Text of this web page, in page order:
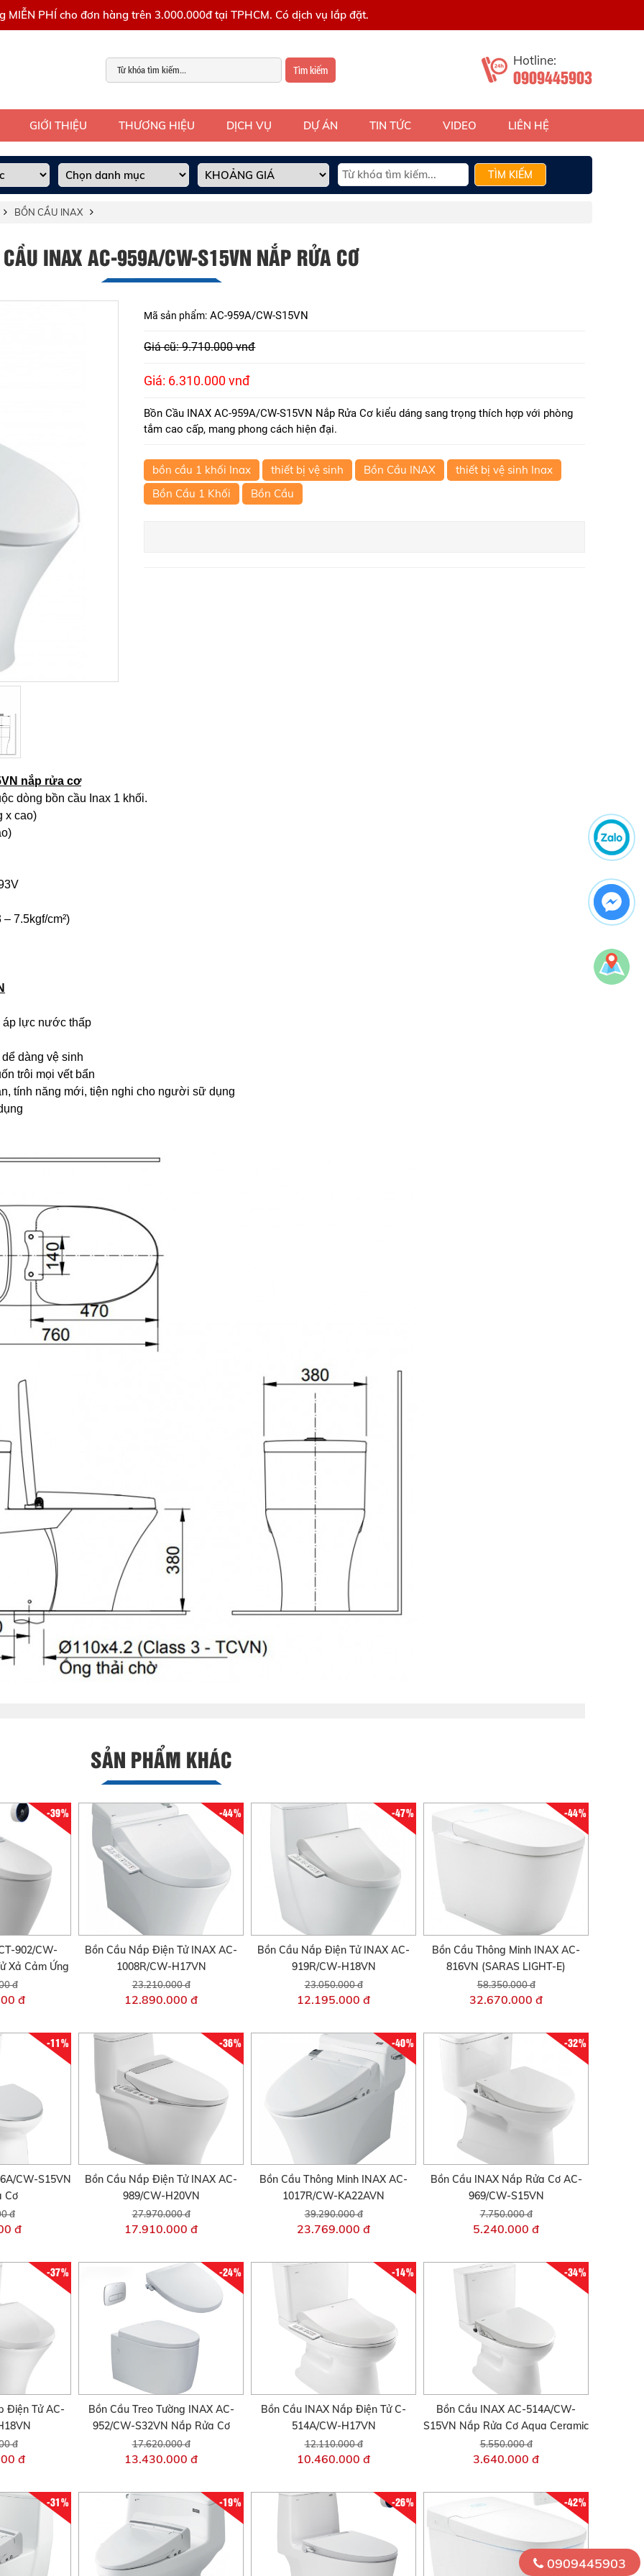
MIỄN PHÍ cho đơn hàng trên 3.000.000đ tại TPHCM. Có dịch vụ lắp đặt.
Tìm kiếm
Hotline:
0909445903
GIỚI THIỆU THƯƠNG HIỆU DỊCH VỤ DỰ ÁN TIN TỨC VIDEO LIÊN HỆ
TÌM KIẾM
BỒN CẦU INAX
INAX AC-959A/CW-S15VN NẮP RỬA CƠ
Mã sản phẩm: AC-959A/CW-S15VN
Giá cũ: 9.710.000 vnđ
Giá: 6.310.000 vnđ
Bồn Cầu INAX AC-959A/CW-S15VN Nắp Rửa Cơ kiểu dáng sang trọng thích hợp với phòng
tắm cao cấp, mang phong cách hiện đại.
bồn cầu 1 khối Inax thiết bị vệ sinh Bồn Cầu INAX
thiết bị vệ sinh Inax
Bồn Cầu 1 Khối
Bồn Cầu
nắp rửa cơ
dòng bồn cầu Inax 1 khối.
x cao)
7.5kgf/cm²)
lực nước thấp
dàng vệ sinh
trôi mọi vết bẩn
tính năng mới, tiện nghi cho người sữ dụng
SẢN PHẨM KHÁC
-39%
902/CW-
Xả Cảm Ứng
đ
đ
-44%
Bồn Cầu Nắp Điện Tử INAX AC-
1008R/CW-H17VN
23.210.000 đ
12.890.000 đ
-47%
Bồn Cầu Nắp Điện Tử INAX AC-
919R/CW-H18VN
23.050.000 đ
12.195.000 đ
-44%
Bồn Cầu Thông Minh INAX AC-
816VN (SARAS LIGHT-E)
58.350.000 đ
32.670.000 đ
-11%
CW-S15VN
Cơ
đ
đ
-36%
Bồn Cầu Nắp Điện Tử INAX AC-
989/CW-H20VN
27.970.000 đ
17.910.000 đ
-40%
Bồn Cầu Thông Minh INAX AC-
1017R/CW-KA22AVN
39.290.000 đ
23.769.000 đ
-32%
Bồn Cầu INAX Nắp Rửa Cơ AC-
969/CW-S15VN
7.750.000 đ
5.240.000 đ
-37%
Điện Tử AC-
đ
đ
-24%
Bồn Cầu Treo Tường INAX AC-
952/CW-S32VN Nắp Rửa Cơ
17.620.000 đ
13.430.000 đ
-14%
Bồn Cầu INAX Nắp Điện Tử C-
514A/CW-H17VN
12.110.000 đ
10.460.000 đ
-34%
Bồn Cầu INAX AC-514A/CW-
S15VN Nắp Rửa Cơ Aqua Ceramic
5.550.000 đ
3.640.000 đ
-31% -19% -26% -42%
0909445903